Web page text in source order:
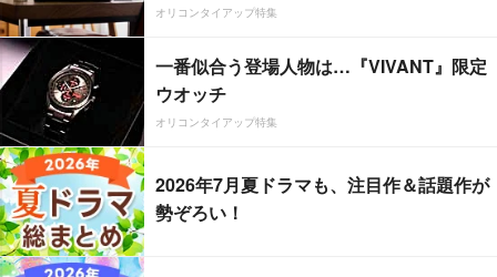
オリコンタイアップ特集
一番似合う登場人物は…『VIVANT』限定
ウオッチ
オリコンタイアップ特集
2026年7月夏ドラマも、注目作＆話題作が
勢ぞろい！